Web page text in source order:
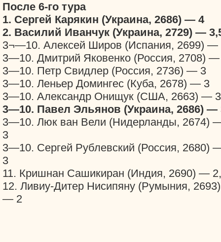
После 6-го тура
1. Сергей Карякин (Украина, 2686) — 4
2. Василий Иванчук (Украина, 2729) —
3¬—10. Алексей Широв (Испания, 2699) —
3—10. Дмитрий Яковенко (Россия, 2708)
3—10. Петр Свидлер (Россия, 2736) — 3
3—10. Леньер Домингес (Куба, 2678) — 3
3—10. Александр Онищук (США, 2663) — 3
3—10. Павел Эльянов (Украина, 2686) —
3—10. Люк ван Вели (Нидерланды, 2674)
3
3—10. Сергей Рублевский (Россия, 2680)
3
11. Кришнан Сашикиран (Индия, 2690) —
12. Ливиу-Дитер Нисипяну (Румыния, 2693)
— 2